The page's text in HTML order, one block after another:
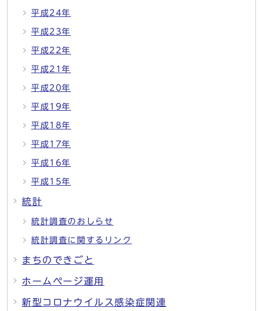
平成24年
平成23年
平成22年
平成21年
平成20年
平成19年
平成18年
平成17年
平成16年
平成15年
統計
統計調査のおしらせ
統計調査に関するリンク
まちのできごと
ホームページ運用
新型コロナウイルス感染症関連